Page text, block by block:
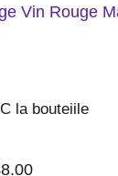
Vin Rouge
la bouteiile